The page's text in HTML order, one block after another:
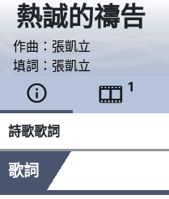
熱誠的禱告
作曲： 張凱立
填詞： 張凱立
  1
詩歌歌詞
歌詞